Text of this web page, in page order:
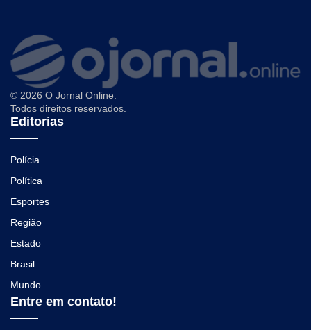
© 2026 O Jornal Online.
Todos direitos reservados.
Editorias
Polícia
Política
Esportes
Região
Estado
Brasil
Mundo
Entre em contato!